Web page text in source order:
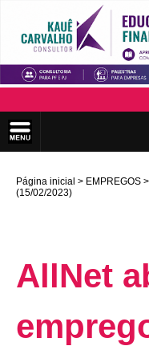
Página inicial EMPREGOS
(15/02/2023)
AllNet